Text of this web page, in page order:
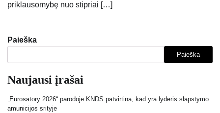
priklausomybę nuo stipriai […]
Paieška
Paieška
Naujausi įrašai
„Eurosatory 2026“ parodoje KNDS patvirtina, kad yra lyderis slapstymo
amunicijos srityje